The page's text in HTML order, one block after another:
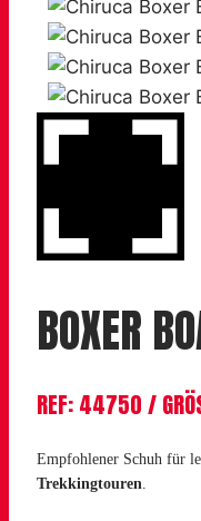
BOXER
REF: 44750 /
Empfohlener Schuh für
Trekkingtouren.